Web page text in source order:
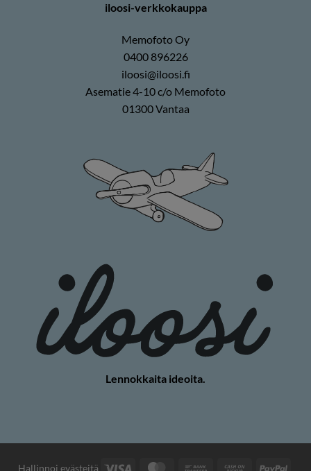
iloosi-verkkokauppa
Memofoto Oy
0400 896226
iloosi@iloosi.fi
Asematie 4-10 c/o Memofoto
01300 Vantaa
Lennokkaita ideoita.
Hallinnoi evästeitä Visa MasterCardPankkisiirtoKäteisellä